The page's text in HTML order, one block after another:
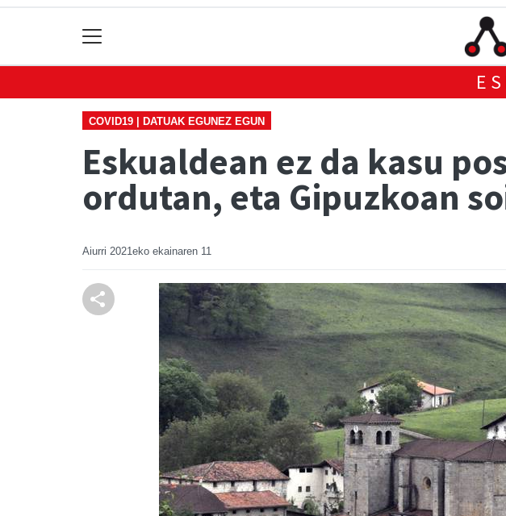
COVID19 | DATUAK EGUNEZ EGUN
Eskualdean ez da kasu
ordutan, eta Gipuzkoan
Aiurri 2021eko ekainaren 11